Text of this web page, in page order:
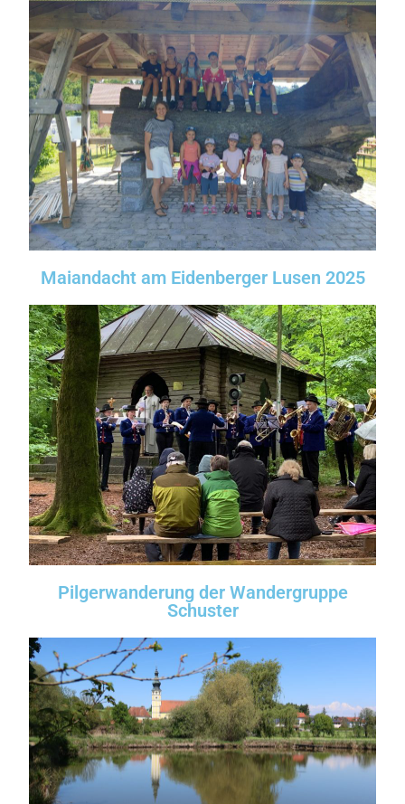
Maiandacht am Eidenberger Lusen 2025
Pilgerwanderung der Wandergruppe
Schuster